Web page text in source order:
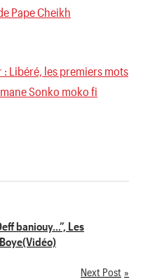
Pape Cheikh
: Libéré, les premiers mots
Sonko moko fi
baniouy…”, Les
Next Post